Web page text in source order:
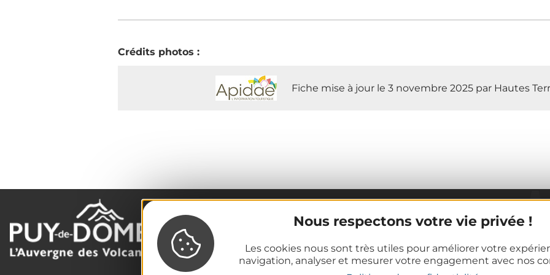
Nous respectons votre vie privée !
Les cookies nous sont très utiles pour améliorer votre
navigation, analyser et mesurer votre engagement avec nos
Crédits photos :
Fiche mise à jour le 3 novembre 2025 par Hautes
La destination
Nos incontournables
L'Auvergne des Volcans
Informations pratiques
Offices de Tourisme
Comment venir ?